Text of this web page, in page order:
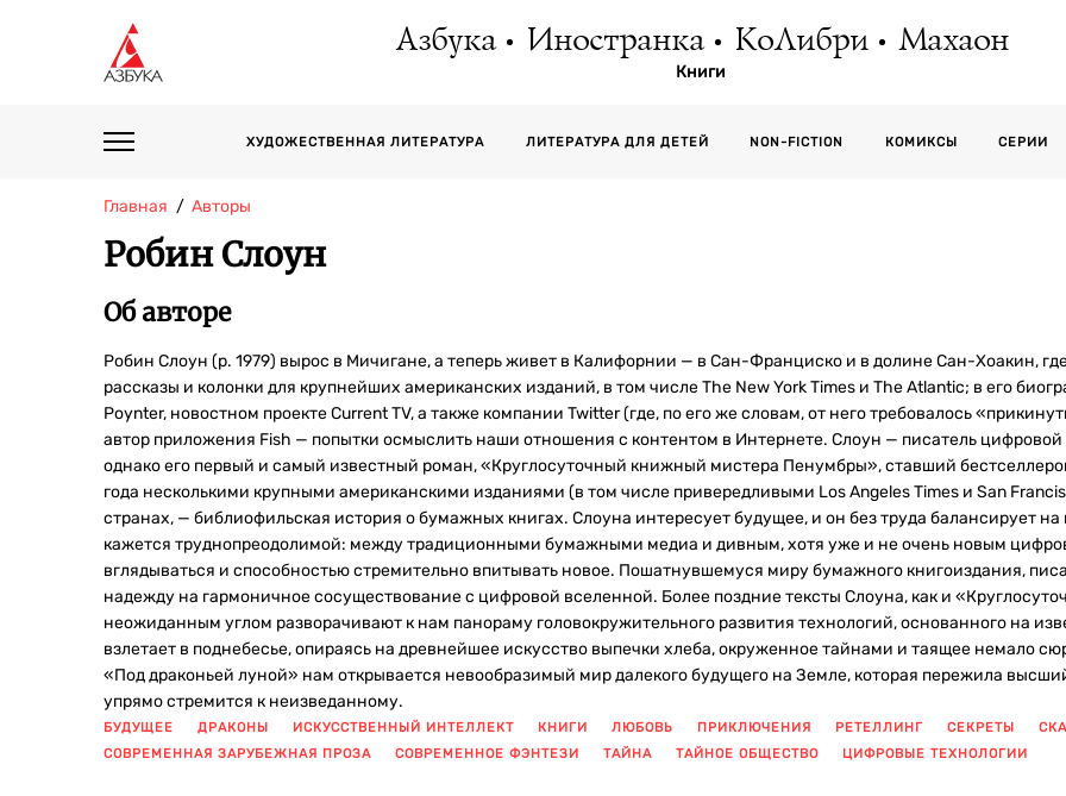
Азбука Иностранка КоЛибри Махаон
Книги
ХУДОЖЕСТВЕННАЯ ЛИТЕРАТУРА ЛИТЕРАТУРА ДЛЯ ДЕТЕЙ NON-FICTION КОМИКСЫ СЕРИИ
Главная Авторы
Робин Слоун
Об авторе
Робин Слоун (р. 1979) вырос в Мичигане, а теперь живет в Калифорнии — в Сан-Франциско и в долине Сан-Хоакин,
рассказы и колонки для крупнейших американских изданий, в том числе The New York Times и The Atlantic; в его
Poynter, новостном проекте Current TV, а также компании Twitter (где, по его же словам, от него требовалось
автор приложения Fish — попытки осмыслить наши отношения с контентом в Интернете. Слоун — писатель
однако его первый и самый известный роман, «Круглосуточный книжный мистера Пенумбры», ставший
года несколькими крупными американскими изданиями (в том числе привередливыми Los Angeles Times и San
странах, — библиофильская история о бумажных книгах. Слоуна интересует будущее, и он без труда балансирует
кажется труднопреодолимой: между традиционными бумажными медиа и дивным, хотя уже и не очень новым
вглядываться и способностью стремительно впитывать новое. Пошатнувшемуся миру бумажного книгоиздания,
надежду на гармоничное сосуществование с цифровой вселенной. Более поздние тексты Слоуна, как и
неожиданным углом разворачивают к нам панораму головокружительного развития технологий, основанного на
взлетает в поднебесье, опираясь на древнейшее искусство выпечки хлеба, окруженное тайнами и таящее немало
«Под драконьей луной» нам открывается невообразимый мир далекого будущего на Земле, которая пережила
упрямо стремится к неизведанному.
БУДУЩЕЕ ДРАКОНЫ ИСКУССТВЕННЫЙ ИНТЕЛЛЕКТ КНИГИ ЛЮБОВЬ ПРИКЛЮЧЕНИЯ РЕТЕЛЛИНГ СЕКРЕТЫ
СОВРЕМЕННАЯ ЗАРУБЕЖНАЯ ПРОЗА
СОВРЕМЕННОЕ ФЭНТЕЗИ ТАЙНА ТАЙНОЕ ОБЩЕСТВО ЦИФРОВЫЕ ТЕХНОЛОГИИ